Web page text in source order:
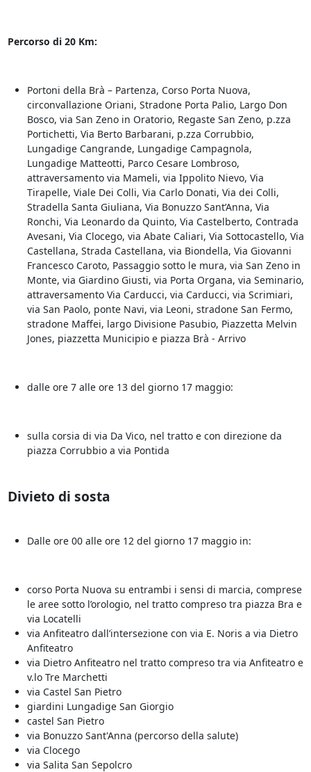
Percorso di 20 Km:
Portoni della Brà – Partenza, Corso Porta Nuova,
circonvallazione Oriani, Stradone Porta Palio, Largo Don
Bosco, via San Zeno in Oratorio, Regaste San Zeno, p.zza
Portichetti, Via Berto Barbarani, p.zza Corrubbio,
Lungadige Cangrande, Lungadige Campagnola,
Lungadige Matteotti, Parco Cesare Lombroso,
attraversamento via Mameli, via Ippolito Nievo, Via
Tirapelle, Viale Dei Colli, Via Carlo Donati, Via dei Colli,
Stradella Santa Giuliana, Via Bonuzzo Sant’Anna, Via
Ronchi, Via Leonardo da Quinto, Via Castelberto, Contrada
Avesani, Via Clocego, via Abate Caliari, Via Sottocastello, Via
Castellana, Strada Castellana, via Biondella, Via Giovanni
Francesco Caroto, Passaggio sotto le mura, via San Zeno in
Monte, via Giardino Giusti, via Porta Organa, via Seminario,
attraversamento Via Carducci, via Carducci, via Scrimiari,
via San Paolo, ponte Navi, via Leoni, stradone San Fermo,
stradone Maffei, largo Divisione Pasubio, Piazzetta Melvin
Jones, piazzetta Municipio e piazza Brà - Arrivo
dalle ore 7 alle ore 13 del giorno 17 maggio:
sulla corsia di via Da Vico, nel tratto e con direzione da
piazza Corrubbio a via Pontida
Divieto di sosta
Dalle ore 00 alle ore 12 del giorno 17 maggio in:
corso Porta Nuova su entrambi i sensi di marcia, comprese
le aree sotto l’orologio, nel tratto compreso tra piazza Bra e
via Locatelli
via Anfiteatro dall’intersezione con via E. Noris a via Dietro
Anfiteatro
via Dietro Anfiteatro nel tratto compreso tra via Anfiteatro e
v.lo Tre Marchetti
via Castel San Pietro
giardini Lungadige San Giorgio
castel San Pietro
via Bonuzzo Sant'Anna (percorso della salute)
via Clocego
via Salita San Sepolcro